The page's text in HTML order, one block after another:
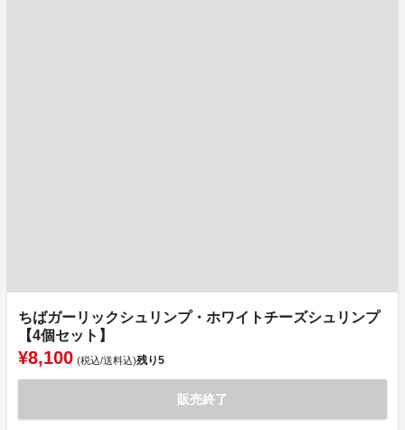
ちばガーリックシュリンプ・ホワイトチーズシュリンプ
【4個セット】
¥8,100 (税込/送料込)残り5
販売終了